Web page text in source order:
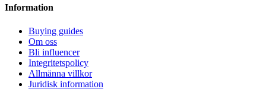
Information
Buying guides
Om oss
Bli influencer
Integritetspolicy
Allmänna villkor
Juridisk information